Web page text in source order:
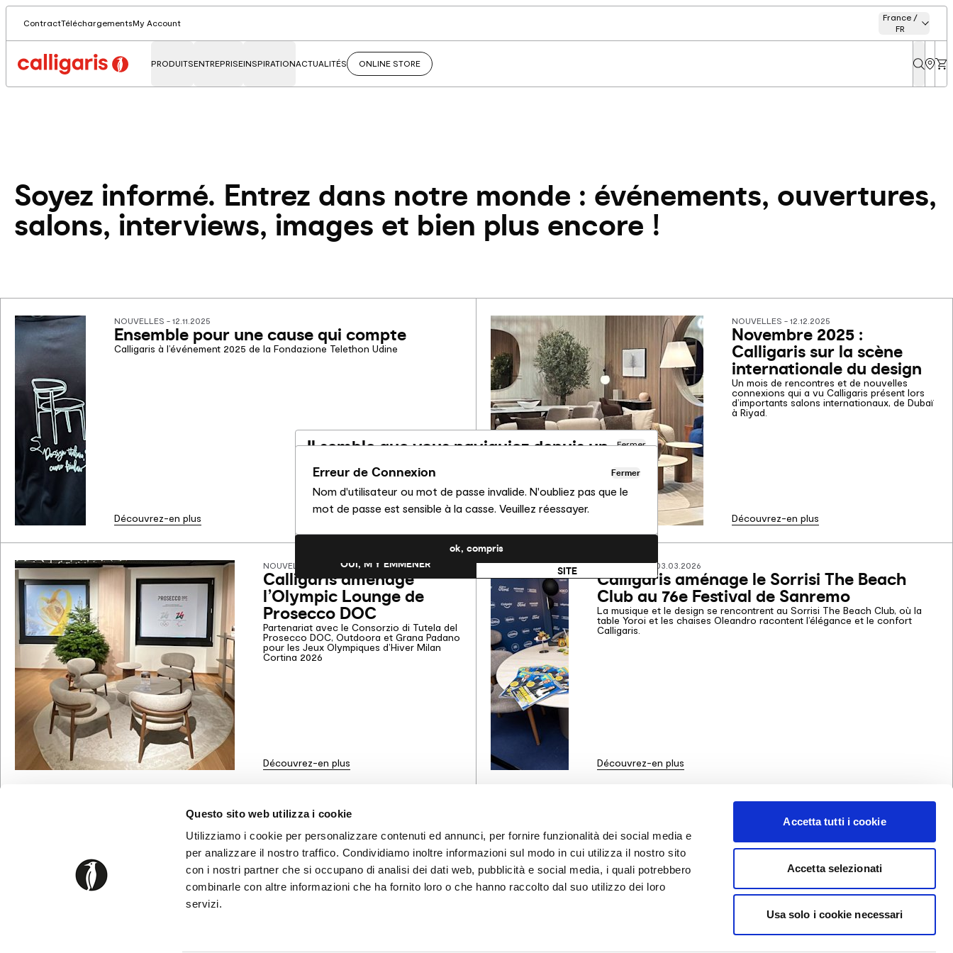
Questo sito web utilizza i cookie
Utilizziamo i cookie per personalizzare contenuti ed annunci, per fornire funzionalità dei social media e
per analizzare il nostro traffico. Condividiamo inoltre informazioni sul modo in cui utilizza il nostro sito
con i nostri partner che si occupano di analisi dei dati web, pubblicità e social media, i quali potrebbero
combinarle con altre informazioni che ha fornito loro o che hanno raccolto dal suo utilizzo dei loro
servizi.
Accetta tutti i cookie
Accetta selezionati
Usa solo i cookie necessari
ContractTéléchargementsMy Account
France /
FR
PRODUITSENTREPRISEINSPIRATIONACTUALITÉS ONLINE STORE
Soyez informé. Entrez dans notre monde : événements, ouvertures,
salons, interviews, images et bien plus encore !
NOUVELLES - 12.11.2025
Ensemble pour une cause qui compte
Calligaris à l’événement 2025 de la Fondazione Telethon Udine
Découvrez-en plus
NOUVELLES - 12.12.2025
Novembre 2025 :
Calligaris sur la scène
internationale du design
Un mois de rencontres et de nouvelles
connexions qui a vu Calligaris présent lors
d’importants salons internationaux, de Dubaï
à Riyad.
Découvrez-en plus
NOUVELLES - 02.27.2026
Calligaris aménage
l’Olympic Lounge de
Prosecco DOC
Partenariat avec le Consorzio di Tutela del
Prosecco DOC, Outdoora et Grana Padano
pour les Jeux Olympiques d’Hiver Milan
Cortina 2026
Découvrez-en plus
NOUVELLES - 03.03.2026
Calligaris aménage le Sorrisi The Beach
Club au 76e Festival de Sanremo
La musique et le design se rencontrent au Sorrisi The Beach Club, où la
table Yoroi et les chaises Oleandro racontent l’élégance et le confort
Calligaris.
Découvrez-en plus
MOYENS DE PAIEMENT
RECHANGE ET RETOUR
CONDITIONS GENERALES DE VENTE
CONDITIONS GENERALES D'UTILISATION
POLITIQUE DE CONFIDENTIALITÉ
COMPANY DATA UTILISATION
DONNÉES DE L'ENTREPRISE
CODE D’ÉTHIQUE
WHISTLEBLOWING
INTEGRATED POLICY
Il semble que vous naviguiez depuis un
autre pays
Fermer
Vous consultez actuellement le site Calligaris pour France.
Souhaitez-vous passer au site en États-Unis ?
SITE
OUI, M’Y EMMENER
Erreur de Connexion Fermer
Nom d'utilisateur ou mot de passe invalide. N'oubliez pas que le
mot de passe est sensible à la casse. Veuillez réessayer.
ok, compris